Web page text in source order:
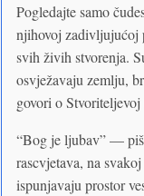
Pogledajte samo
njihovoj zadivljujućoj
svih živih stvorenja.
osvježavaju zemlju,
govori o
“Bog je ljubav” —
rascvjetava, na
ispunjavaju prostor